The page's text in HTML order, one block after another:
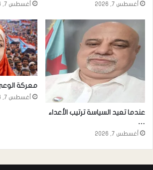
أغسطس 7, 2026 أغسطس 7, 2026
عندما تعيد السياسة ترتيب الأعداء
…
أغسطس 7, 2026
معركة
أغسطس 7, 2026